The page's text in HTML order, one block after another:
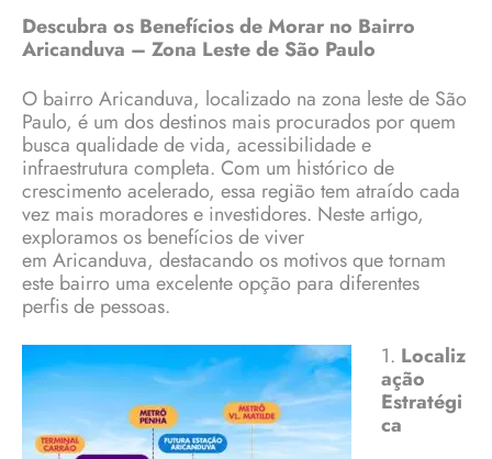
Descubra os Benefícios de Morar no Bairro
Aricanduva – Zona Leste de São Paulo
O bairro Aricanduva, localizado na zona leste de São
Paulo, é um dos destinos mais procurados por quem
busca qualidade de vida, acessibilidade e
infraestrutura completa. Com um histórico de
crescimento acelerado, essa região tem atraído cada
vez mais moradores e investidores. Neste artigo,
exploramos os benefícios de viver
em Aricanduva, destacando os motivos que tornam
este bairro uma excelente opção para diferentes
perfis de pessoas.
1. Localiz
ação
Estratégi
ca